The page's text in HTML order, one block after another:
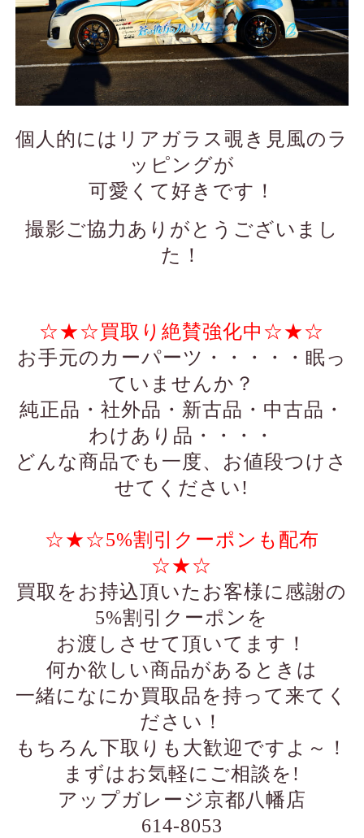
個人的にはリアガラス覗き見風のラ
ッピングが
可愛くて好きです！
撮影ご協力ありがとうございまし
た！
☆★☆買取り絶賛強化中☆★☆
お手元のカーパーツ・・・・・眠っ
ていませんか？
純正品・社外品・新古品・中古品・
わけあり品・・・・
どんな商品でも一度、お値段つけさ
せてください!
☆★☆5%割引クーポンも配布
☆★☆
買取をお持込頂いたお客様に感謝の
5%割引クーポンを
お渡しさせて頂いてます！
何か欲しい商品があるときは
一緒になにか買取品を持って来てく
ださい！
もちろん下取りも大歓迎ですよ～！
まずはお気軽にご相談を!
アップガレージ京都八幡店
614-8053